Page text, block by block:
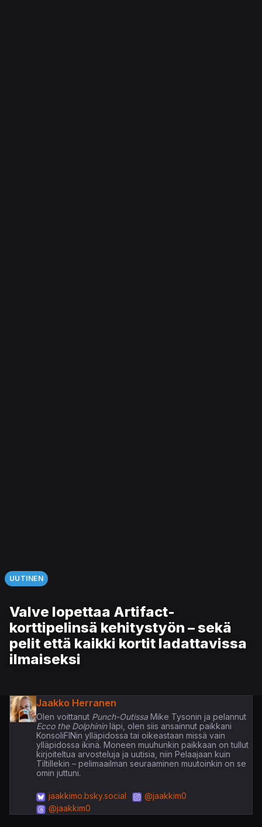
UUTINEN
Valve lopettaa Artifact-
korttipelinsä kehitystyön – sekä
pelit että kaikki kortit ladattavissa
ilmaiseksi
Jaakko Herranen
Olen voittanutPunch-OutissaMike Tysonin ja pelannut
Ecco the Dolphininläpi, olen siis ansainnut paikkani
KonsoliFINin ylläpidossa tai oikeastaan missä vain
ylläpidossa ikinä. Moneen muuhunkin paikkaan on tullut
kirjoiteltua arvosteluja ja uutisia, niin Pelaajaan kuin
Tiltillekin – pelimaailman seuraaminen muutoinkin on se
omin juttuni.
jaakkimo.bsky.social
@jaakkim0
@jaakkim0